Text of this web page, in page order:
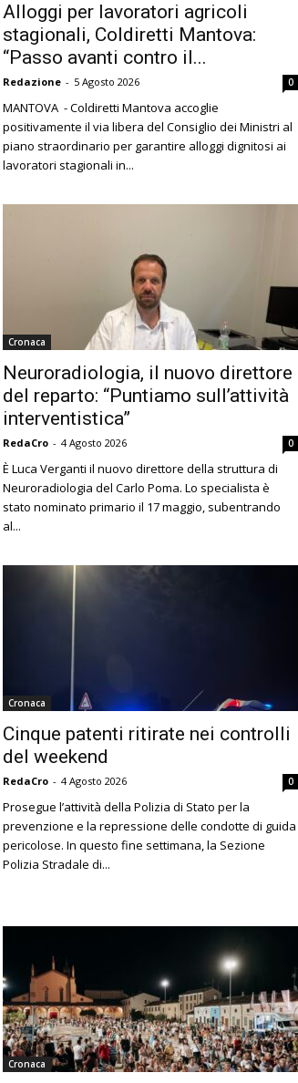
Alloggi per lavoratori agricoli
stagionali, Coldiretti Mantova:
“Passo avanti contro il...
Redazione - 5 Agosto 2026 0
MANTOVA - Coldiretti Mantova accoglie
positivamente il via libera del Consiglio dei Ministri al
piano straordinario per garantire alloggi dignitosi ai
lavoratori stagionali in...
Cronaca
Neuroradiologia, il nuovo direttore
del reparto: “Puntiamo sull’attività
interventistica”
RedaCro - 4 Agosto 2026 0
È Luca Verganti il nuovo direttore della struttura di
Neuroradiologia del Carlo Poma. Lo specialista è
stato nominato primario il 17 maggio, subentrando
al...
Cronaca
Cinque patenti ritirate nei controlli
del weekend
RedaCro - 4 Agosto 2026 0
Prosegue l’attività della Polizia di Stato per la
prevenzione e la repressione delle condotte di guida
pericolose. In questo fine settimana, la Sezione
Polizia Stradale di...
Cronaca